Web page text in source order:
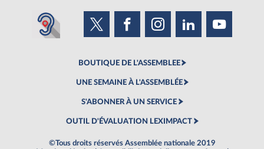
BOUTIQUE DE L'ASSEMBLEE
UNE SEMAINE À L'ASSEMBLÉE
S'ABONNER À UN SERVICE
OUTIL D'ÉVALUATION LEXIMPACT
©Tous droits réservés Assemblée nationale 2019